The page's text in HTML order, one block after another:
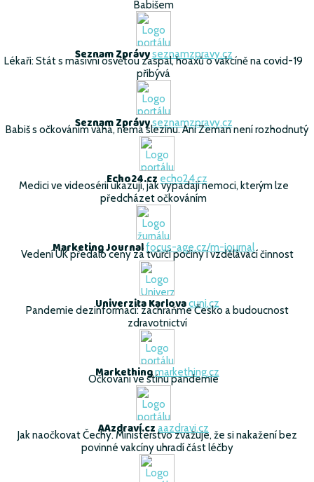
Babišem
Seznam Zprávyseznamzpravy.cz
Lékaři: Stát s masivní osvětou zaspal, hoaxů o vakcíně na covid-19
přibývá
Seznam Zprávyseznamzpravy.cz
Babiš s očkováním váhá, nemá slezinu. Ani Zeman není rozhodnutý
Echo24.cz echo24.cz
Medici ve videosérii ukazují, jak vypadají nemoci, kterým lze
předcházet očkováním
Marketing Journalfocus-age.cz/m-journal
Vedení UK předalo ceny za tvůrčí počiny i vzdělávací činnost
Univerzita Karlovacuni.cz
Pandemie dezinformací: zachraňme Česko a budoucnost
zdravotnictví
Markethingmarkething.cz
Očkování ve stínu pandemie
AAzdraví.cz aazdravi.cz
Jak naočkovat Čechy. Ministerstvo zvažuje, že si nakažení bez
povinné vakcíny uhradí část léčby